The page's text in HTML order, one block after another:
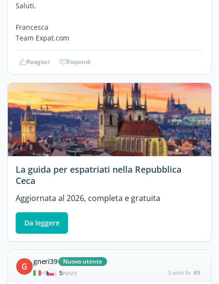
Saluti,
Francesca
Team Expat.com
Reagisci Rispondi
La guida per espatriati nella Repubblica
Ceca
Aggiornata al 2026, completa e gratuita
Da leggere
G gneri39 Nuovo utente
| 5POSTS 5 anni fa #3